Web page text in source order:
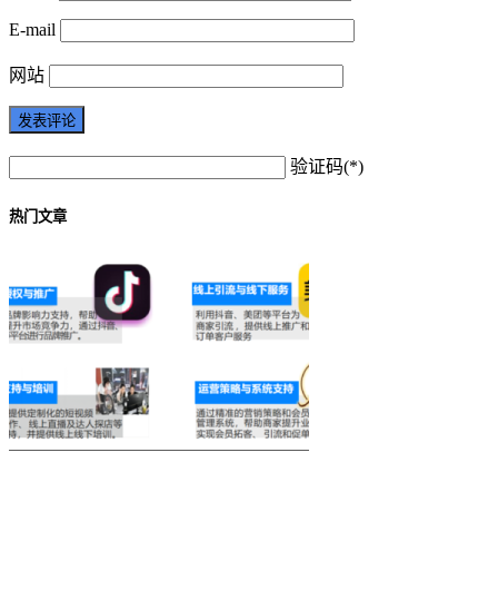
E-mail
网站
验证码(*)
热门文章